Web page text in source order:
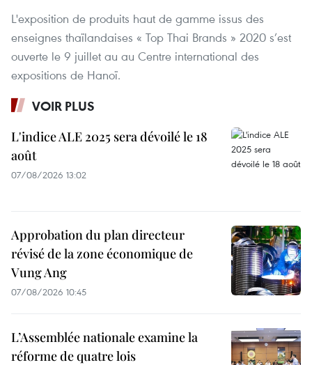
L'exposition de produits haut de gamme issus des
enseignes thaïlandaises « Top Thai Brands » 2020 s’est
ouverte le 9 juillet au au Centre international des
expositions de Hanoï.
VOIR PLUS
L'indice ALE 2025 sera dévoilé le 18
août
07/08/2026 13:02
Approbation du plan directeur
révisé de la zone économique de
Vung Ang
07/08/2026 10:45
L’Assemblée nationale examine la
réforme de quatre lois